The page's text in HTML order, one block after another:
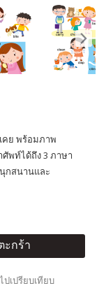
คย พร้อมภาพ
พท์ได้ถึง 3 ภาษา
กสนานและ
ะกร้า
ปเปรียบเทียบ